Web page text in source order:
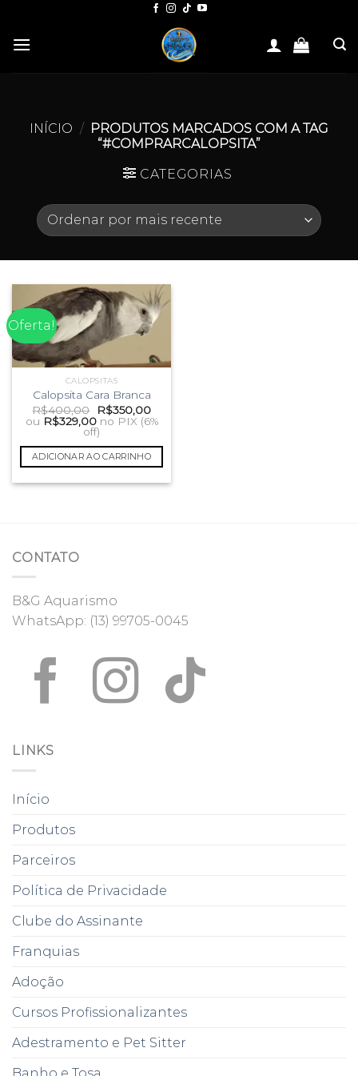
content
INÍCIO / PRODUTOS MARCADOS COM A TAG
“#COMPRARCALOPSITA”
CATEGORIAS
Oferta!
CALOPSITAS
Calopsita Cara Branca
R$400,00
O
preço
original
era:
R$400,00.
R$350,00O
preço
atual
R$350,00.
ou R$329,00 no PIX (6%
off)
ADICIONAR AO CARRINHO
CONTATO
B&G Aquarismo
WhatsApp: (13) 99705-0045
LINKS
Início
Produtos
Parceiros
Política de Privacidade
Clube do Assinante
Franquias
Adoção
Cursos Profissionalizantes
Adestramento e Pet Sitter
Banho e Tosa